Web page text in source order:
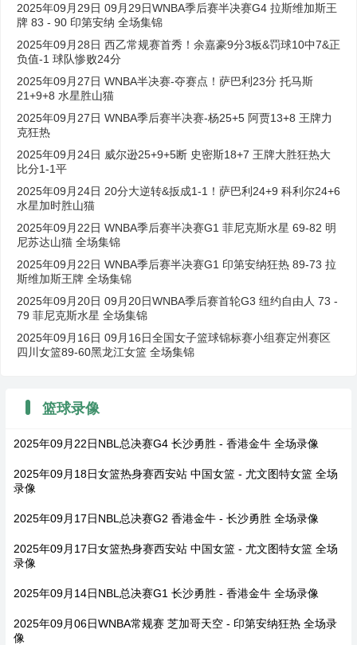
2025年09月29日 09月29日WNBA季后赛半决赛G4 拉斯维加斯王
牌 83 - 90 印第安纳 全场集锦
2025年09月28日 西乙常规赛首秀！余嘉豪9分3板&罚球10中7&正
负值-1 球队惨败24分
2025年09月27日 WNBA半决赛-夺赛点！萨巴利23分 托马斯
21+9+8 水星胜山猫
2025年09月27日 WNBA季后赛半决赛-杨25+5 阿贾13+8 王牌力
克狂热
2025年09月24日 威尔逊25+9+5断 史密斯18+7 王牌大胜狂热大
比分1-1平
2025年09月24日 20分大逆转&扳成1-1！萨巴利24+9 科利尔24+6
水星加时胜山猫
2025年09月22日 WNBA季后赛半决赛G1 菲尼克斯水星 69-82 明
尼苏达山猫 全场集锦
2025年09月22日 WNBA季后赛半决赛G1 印第安纳狂热 89-73 拉
斯维加斯王牌 全场集锦
2025年09月20日 09月20日WNBA季后赛首轮G3 纽约自由人 73 -
79 菲尼克斯水星 全场集锦
2025年09月16日 09月16日全国女子篮球锦标赛小组赛定州赛区
四川女篮89-60黑龙江女篮 全场集锦
篮球录像
2025年09月22日NBL总决赛G4 长沙勇胜 - 香港金牛 全场录像
2025年09月18日女篮热身赛西安站 中国女篮 - 尤文图特女篮 全场
录像
2025年09月17日NBL总决赛G2 香港金牛 - 长沙勇胜 全场录像
2025年09月17日女篮热身赛西安站 中国女篮 - 尤文图特女篮 全场
录像
2025年09月14日NBL总决赛G1 长沙勇胜 - 香港金牛 全场录像
2025年09月06日WNBA常规赛 芝加哥天空 - 印第安纳狂热 全场录
像